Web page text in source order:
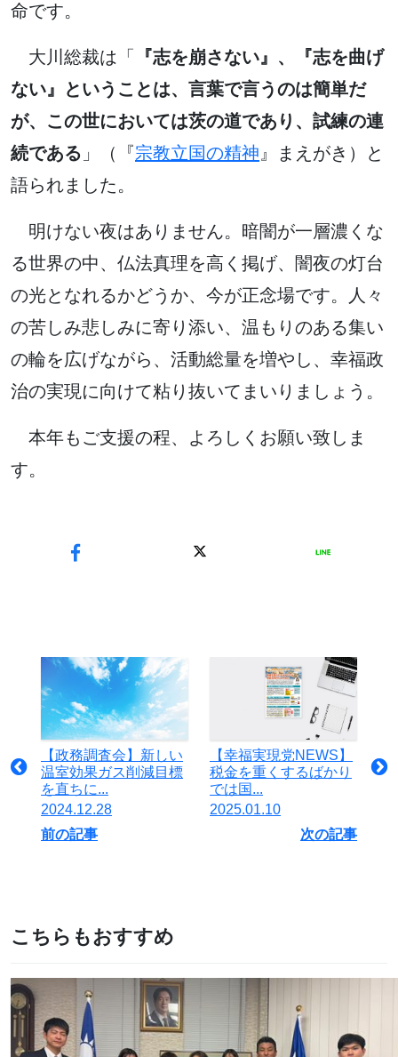
命です。
大川総裁は「
『志を崩さない』、『志を曲げ
ない』ということは、言葉で言うのは簡単だ
が、この世においては茨の道であり、試練の連
続である 」（『宗教立国の精神 』まえがき）と
語られました。
明けない夜はありません。暗闇が一層濃くな
る世界の中、仏法真理を高く掲げ、闇夜の灯台
の光となれるかどうか、今が正念場です。人々
の苦しみ悲しみに寄り添い、温もりのある集い
の輪を広げながら、活動総量を増やし、幸福政
治の実現に向けて粘り抜いてまいりましょう。
本年もご支援の程、よろしくお願い致しま
す。
【政務調査会】新しい
温室効果ガス削減目標
を直ちに...
2024.12.28
前の記事
【幸福実現党NEWS】
税金を重くするばかり
では国...
2025.01.10
次の記事
こちらもおすすめ